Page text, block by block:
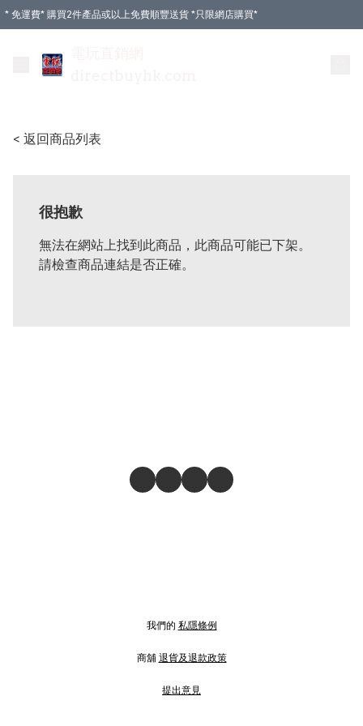
* 免運費* 購買2件產品或以上免費順豐送貨 *只限網店購買*
< 返回商品列表
很抱歉
無法在網站上找到此商品，此商品可能已下架。
請檢查商品連結是否正確。
我們的 私隱條例
商舖 退貨及退款政策
提出意見